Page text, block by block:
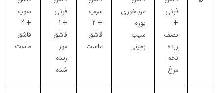
فرنی
+
نصف
زرده
تخم
مرغ
مرباخوری
پوره
سیب
زمینی
سوپ
+ 2
قاشق
ماست
فرنی
+ 1
قاشق
موز
رنده
شده
سوپ
+ 2
قاشق
ماست